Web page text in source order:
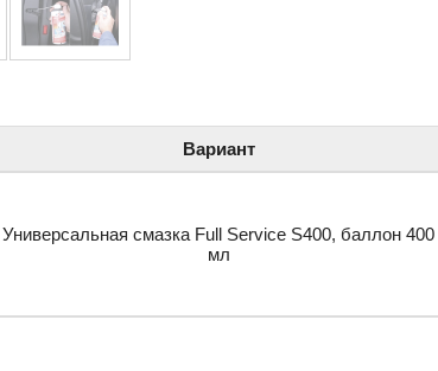
Вариант
Универсальная смазка Full Service S400, баллон 400
мл